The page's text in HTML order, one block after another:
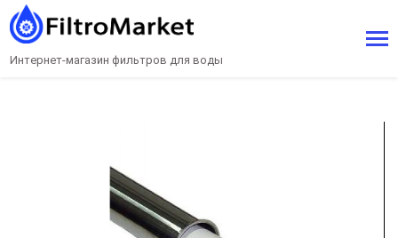
Интернет-магазин фильтров для воды